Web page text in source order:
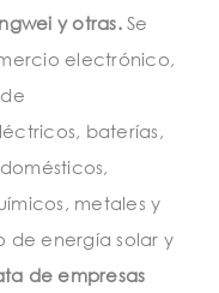
y otras. Se
electrónico,
baterías,
metales y
de energía solar y
de empresas